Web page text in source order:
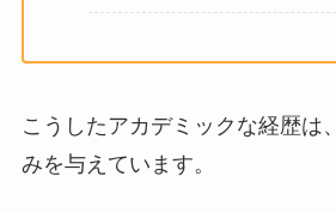
こうしたアカデミックな経歴は
みを与えています。